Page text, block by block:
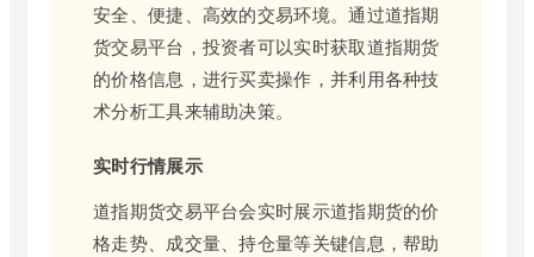
安全、便捷、高效的交易环境。通过道指期
货交易平台，投资者可以实时获取道指期货
的价格信息，进行买卖操作，并利用各种技
术分析工具来辅助决策。
实时行情展示
道指期货交易平台会实时展示道指期货的价
格走势、成交量、持仓量等关键信息，帮助